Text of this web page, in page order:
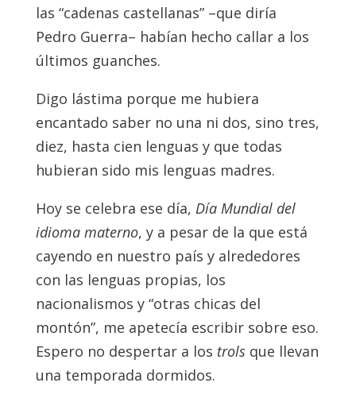
las “cadenas castellanas” ­–que diría
Pedro Guerra– habían hecho callar a los
últimos guanches.
Digo lástima porque me hubiera
encantado saber no una ni dos, sino tres,
diez, hasta cien lenguas y que todas
hubieran sido mis lenguas madres.
Hoy se celebra ese día, Día Mundial del
idioma materno, y a pesar de la que está
cayendo en nuestro país y alrededores
con las lenguas propias, los
nacionalismos y “otras chicas del
montón”, me apetecía escribir sobre eso.
Espero no despertar a los trolsque llevan
una temporada dormidos.